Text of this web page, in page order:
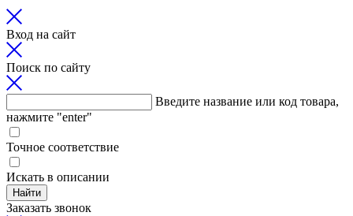
Вход на сайт
Поиск по сайту
Введите название или код товара,
нажмите "enter"
Точное соответствие
Искать в описании
Найти
Заказать звонок